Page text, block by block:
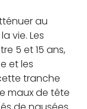
au
vie. Les
5 et 15 ans,
et les
tranche
maux de tête